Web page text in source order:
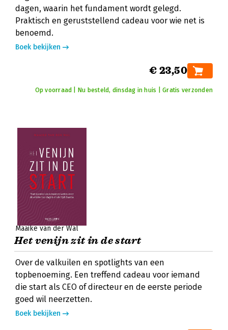
dagen, waarin het fundament wordt gelegd.
Praktisch en geruststellend cadeau voor wie net is
benoemd.
Boek bekijken
€ 23,50
Op voorraad | Nu besteld, dinsdag in huis | Gratis verzonden
Maaike van der Wal
Het venijn zit in de start
Over de valkuilen en spotlights van een
topbenoeming. Een treffend cadeau voor iemand
die start als CEO of directeur en de eerste periode
goed wil neerzetten.
Boek bekijken